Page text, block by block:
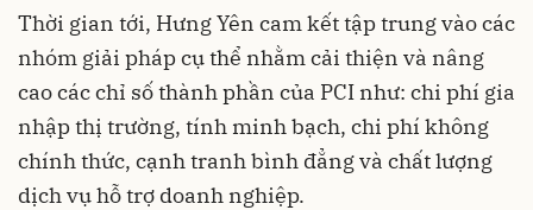
Thời gian tới, Hưng Yên cam kết tập trung vào các
nhóm giải pháp cụ thể nhằm cải thiện và nâng
cao các chỉ số thành phần của PCI như: chi phí gia
nhập thị trường, tính minh bạch, chi phí không
chính thức, cạnh tranh bình đẳng và chất lượng
dịch vụ hỗ trợ doanh nghiệp.